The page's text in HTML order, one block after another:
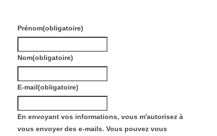
Prénom(obligatoire)
Nom(obligatoire)
E-mail(obligatoire)
En envoyant vos informations, vous m'autorisez à
vous envoyer des e-mails. Vous pouvez vous